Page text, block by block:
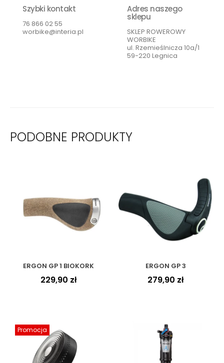
Szybki kontakt
76 866 02 55
worbike@interia.pl
Adres naszego
sklepu
SKLEP ROWEROWY
WORBIKE
ul. Rzemieślnicza 10a/1
59-220 Legnica
PODOBNE PRODUKTY
ERGON GP 1 BIOKORK
229,90 zł
ERGON GP 3
279,90 zł
Promocja